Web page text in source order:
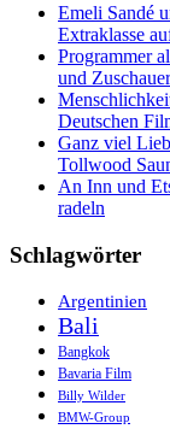
Emeli Sandé
Extraklasse
Programmer
und
Deutschen
Ganz viel
Tollwood
An Inn und
radeln
Schlagwörter
Argentinien
Bali
Bangkok
Bavaria Film
Billy Wilder
BMW-Group